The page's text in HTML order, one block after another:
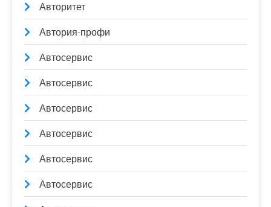
Авторитет
Автория-профи
Автосервис
Автосервис
Автосервис
Автосервис
Автосервис
Автосервис